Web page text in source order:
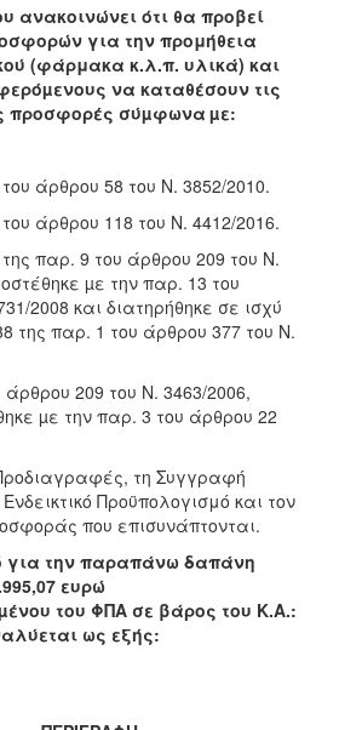
ανακοινώνει ότι θα προβεί
για την προμήθεια
(φάρμακα κ.λ.π. υλικά) και
να καταθέσουν τις
προσφορές σύµφωνα µε:
άρθρου 58 του Ν. 3852/2010.
άρθρου 118 του Ν. 4412/2016.
παρ. 9 του άρθρου 209 του Ν.
µε την παρ. 13 του
2008 και διατηρήθηκε σε ισχύ
της παρ. 1 του άρθρου 377 του Ν.
209 του Ν. 3463/2006,
µε την παρ. 3 του άρθρου 22
τη Συγγραφή
Προϋπολογισμό και τον
που επισυνάπτονται.
για την παραπάνω δαπάνη
ευρώ
του ΦΠΑ σε βάρος του Κ.Α.:
ως εξής: